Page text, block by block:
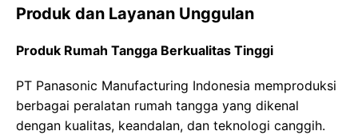
Produk dan Layanan Unggulan
Produk Rumah Tangga Berkualitas Tinggi
PT Panasonic Manufacturing Indonesia memproduksi
berbagai peralatan rumah tangga yang dikenal
dengan kualitas, keandalan, dan teknologi canggih.